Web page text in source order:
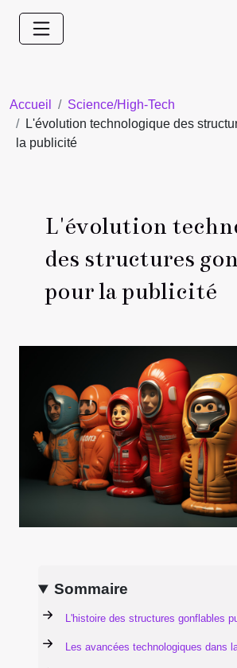
Accueil
Science/High-Tech
L'évolution technologique des
la publicité
L'évolution
des structures
pour la publicité
Sommaire
L'histoire des structures gonflables
Les avancées technologiques dans